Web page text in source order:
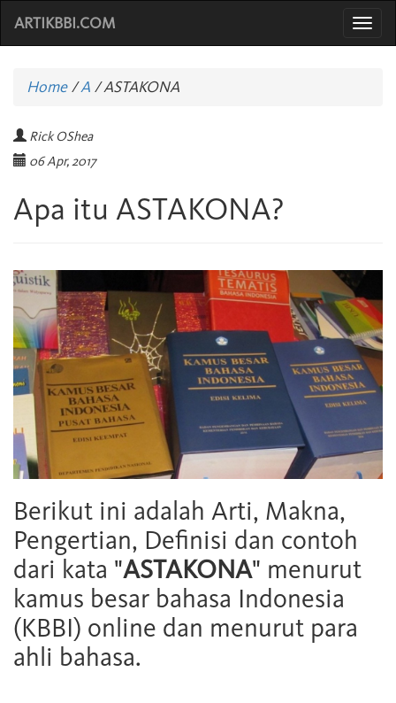
ARTIKBBI.COM
Home/A /ASTAKONA
Rick OShea
06 Apr, 2017
Apa itu ASTAKONA?
Berikut ini adalah Arti, Makna,
Pengertian, Definisi dan contoh
dari kata "ASTAKONA" menurut
kamus besar bahasa Indonesia
(KBBI) online dan menurut para
ahli bahasa.